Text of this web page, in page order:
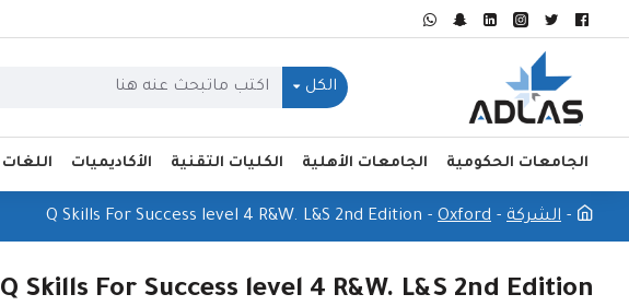
الكل
الجامعات الحكومية الجامعات الأهلية الكليات التقنية الأكاديميات اللغات
الشركة Oxford
Q Skills For Success level 4 R&W. L&S 2nd Edition
Q Skills For Success level 4 R&W. L&S 2nd Edition